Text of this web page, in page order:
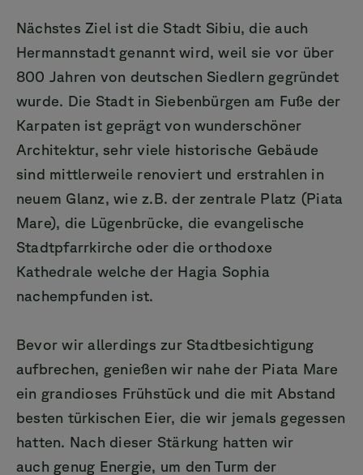
Nächstes Ziel ist die Stadt Sibiu, die auch
Hermannstadt genannt wird, weil sie vor über
800 Jahren von deutschen Siedlern gegründet
wurde. Die Stadt in Siebenbürgen am Fuße der
Karpaten ist geprägt von wunderschöner
Architektur, sehr viele historische Gebäude
sind mittlerweile renoviert und erstrahlen in
neuem Glanz, wie z.B. der zentrale Platz (Piata
Mare), die Lügenbrücke, die evangelische
Stadtpfarrkirche oder die orthodoxe
Kathedrale welche der Hagia Sophia
nachempfunden ist.
Bevor wir allerdings zur Stadtbesichtigung
aufbrechen, genießen wir nahe der Piata Mare
ein grandioses Frühstück und die mit Abstand
besten türkischen Eier, die wir jemals gegessen
hatten. Nach dieser Stärkung hatten wir
auch genug Energie, um den Turm der